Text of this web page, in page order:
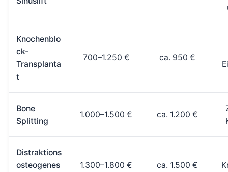
Knochenblo
ck-
Transplanta
t
700–1.250 € ca. 950 €
Bone
Splitting
1.000–1.500 € ca. 1.200 €
Distraktions
osteogenes
1.300–1.800 € ca. 1.500 €